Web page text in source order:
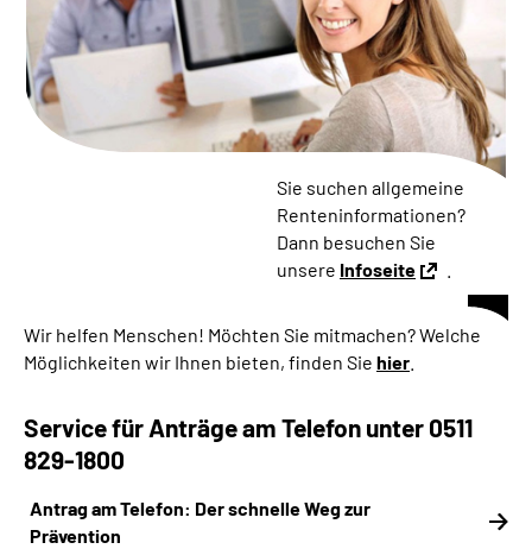
Online-Services
Inhalte in Gebärdensprache (DGS)
Leichte Sprache
Wir helfen Menschen! Möchten Sie mitmachen? Welche
Möglichkeiten wir Ihnen bieten, finden Sie hier
Sie suchen allgemeine
Renteninformationen?
Dann besuchen Sie
unsere Infoseite
Service für Anträge am Telefon unter 0511
829-1800
Antrag am Telefon: Der schnelle Weg zur
Prävention